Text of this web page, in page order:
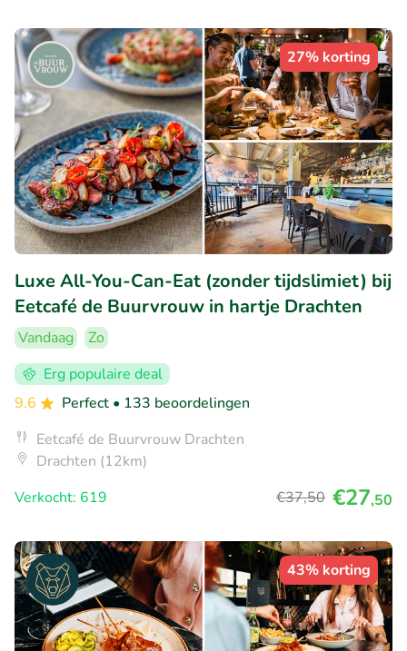
27% korting
Luxe All-You-Can-Eat (zonder tijdslimiet) bij
Eetcafé de Buurvrouw in hartje Drachten
Vandaag
Zo
Erg populaire deal
9.6
Perfect • 133 beoordelingen
Eetcafé de Buurvrouw Drachten
Drachten (12km)
Verkocht: 619
€37,50 €27,50
43% korting